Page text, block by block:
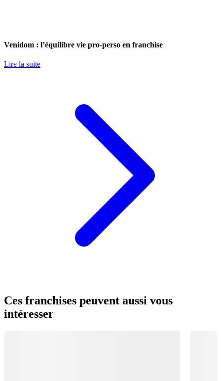
Venidom : l’équilibre vie pro-perso en franchise
Lire la suite
Ces franchises peuvent aussi vous
intéresser